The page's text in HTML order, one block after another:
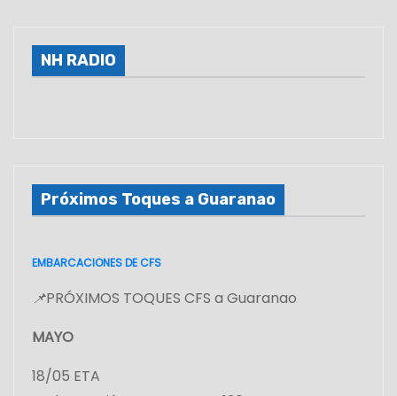
NH RADIO
Próximos Toques a Guaranao
EMBARCACIONES DE CFS
📌PRÓXIMOS TOQUES CFS a Guaranao
MAYO
18/05 ETA